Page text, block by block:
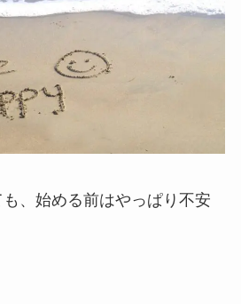
、始める前はやっぱり不安